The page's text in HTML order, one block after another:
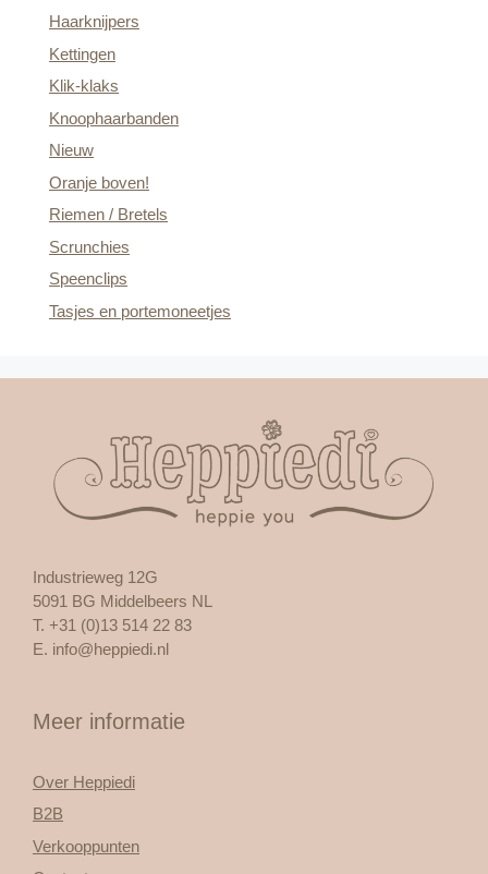
Haarknijpers
Kettingen
Klik-klaks
Knoophaarbanden
Nieuw
Oranje boven!
Riemen / Bretels
Scrunchies
Speenclips
Tasjes en portemoneetjes
Industrieweg 12G
5091 BG Middelbeers NL
T. +31 (0)13 514 22 83
E. info@heppiedi.nl
Meer informatie
Over Heppiedi
B2B
Verkooppunten